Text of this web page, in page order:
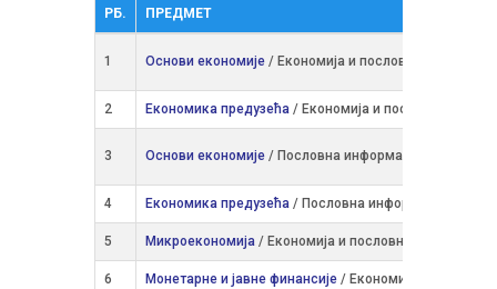
РБ. ПРЕДМЕТ
1 Основи економије / Економија и пословно
2 Економика предузећа / Економија и пословно
3 Основи економије / Пословна информатика
4 Економика предузећа / Пословна информатика
5 Микроекономија / Економија и пословно управљање
6 Монетарне и јавне финансије / Економија и